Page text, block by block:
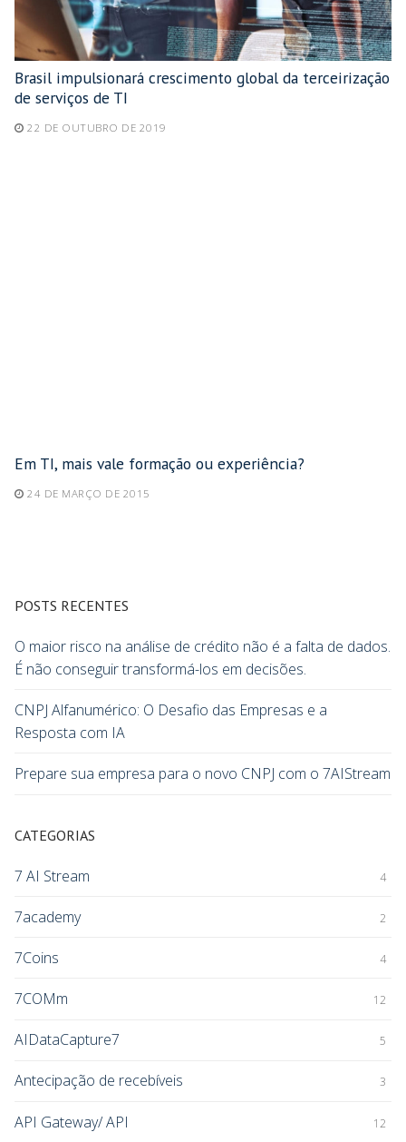
Brasil impulsionará crescimento global da terceirização
de serviços de TI
22 DE OUTUBRO DE 2019
Em TI, mais vale formação ou experiência?
24 DE MARÇO DE 2015
POSTS RECENTES
O maior risco na análise de crédito não é a falta de dados.
É não conseguir transformá-los em decisões.
CNPJ Alfanumérico: O Desafio das Empresas e a
Resposta com IA
Prepare sua empresa para o novo CNPJ com o 7AIStream
CATEGORIAS
7 AI Stream 4
7academy 2
7Coins 4
7COMm 12
AIDataCapture7 5
Antecipação de recebíveis 3
API Gateway/ API 12